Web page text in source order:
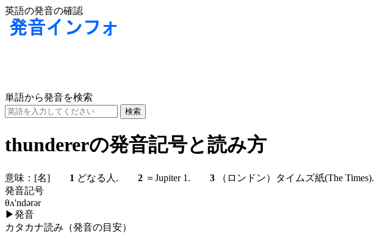
英語の発音の確認
単語から発音を検索
thundererの発音記号と読み方
意味： [名] 1 どなる人. 2 ＝Jupiter 1. 3 （ロンドン）タイムズ紙(The Times).
発音記号
θʌ'ndərər
▶発音
カタカナ読み（発音の目安）